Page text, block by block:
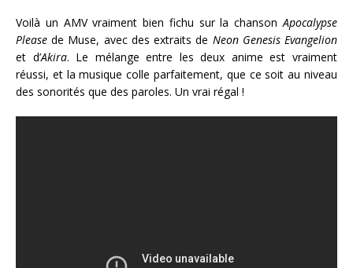
Voilà un AMV vraiment bien fichu sur la chansonApocalypse
Please de Muse, avec des extraits de Neon Genesis Evangelion
et d’Akira. Le mélange entre les deux anime est vraiment
réussi, et la musique colle parfaitement, que ce soit au niveau
des sonorités que des paroles. Un vrai régal !